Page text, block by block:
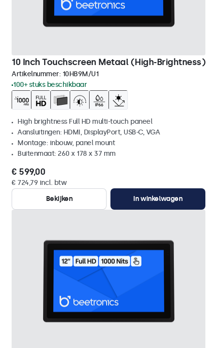
10 Inch Touchscreen Metaal (High-Brightness)
Artikelnummer: 10HB9M/U1
100+ stuks beschikbaar
High brightness Full HD multi-touch paneel
Aansluitingen: HDMI, DisplayPort, USB-C, VGA
Montage: inbouw, panel mount
Buitenmaat: 260 x 178 x 37 mm
€ 599,00
€ 724,79 incl. btw
Bekijken
In winkelwagen